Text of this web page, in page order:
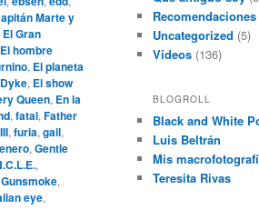
Marte y
El Gran
El hombre
, El planeta
, El show
Queen, En la
, fatal, Father
, furia, gail,
, Gentle
,
Gunsmoke,
eye,
Recomendaciones
Uncategorized (5)
Videos (136)
BLOGROLL
Black and White
Luis Beltrán
Mis
Teresita Rivas